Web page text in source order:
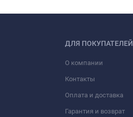
ДЛЯ ПОКУПАТЕЛЕЙ
О компании
Контакты
Оплата и доставка
Гарантия и возврат